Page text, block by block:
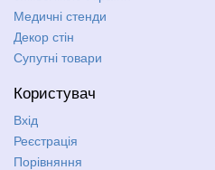
Медичні стенди
Декор стін
Супутні товари
Користувач
Вхід
Реєстрація
Порівняння